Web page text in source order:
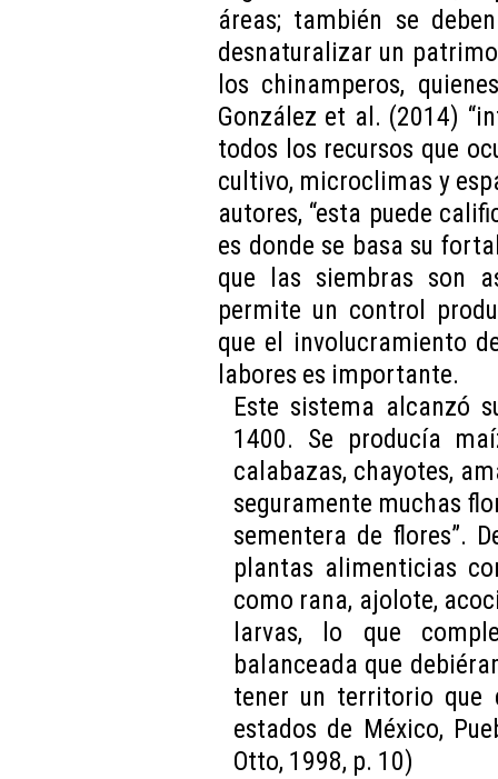
áreas; también se
desnaturalizar un
los chinamperos,
González et al. (2014)
todos los recursos que
cultivo, microclimas y
autores, “esta puede
es donde se basa su
que las siembras son
permite un control
que el involucramiento
labores es importante.
Este sistema alcanzó
1400. Se producía
calabazas, chayotes,
seguramente muchas
sementera de flores”.
plantas alimenticias
como rana, ajolote,
larvas, lo que
balanceada que
tener un territorio que
estados de México,
Otto, 1998, p. 10)